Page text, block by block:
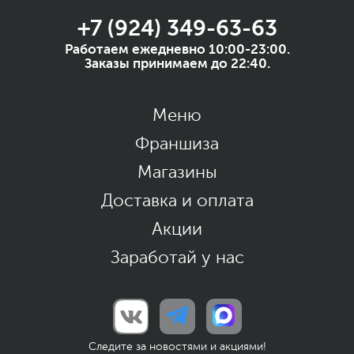
+7 (924) 349-63-63
Работаем ежедневно 10:00-23:00.
Заказы принимаем до 22:40.
Меню
Франшиза
Магазины
Доставка и оплата
Акции
Заработай у нас
Следите за новостями и акциями!